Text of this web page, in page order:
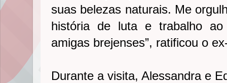
suas belezas naturais. Me
história de luta e trabalho
amigas brejenses”, ratificou o
Durante a visita, Alessandra e